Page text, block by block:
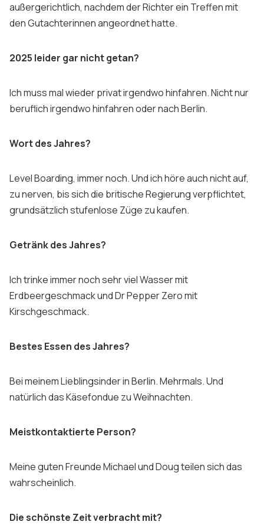
außergerichtlich, nachdem der Richter ein Treffen mit
den Gutachterinnen angeordnet hatte.
2025 leider gar nicht getan?
Ich muss mal wieder privat irgendwo hinfahren. Nicht nur
beruflich irgendwo hinfahren oder nach Berlin.
Wort des Jahres?
Level Boarding, immer noch. Und ich höre auch nicht auf,
zu nerven, bis sich die britische Regierung verpflichtet,
grundsätzlich stufenlose Züge zu kaufen.
Getränk des Jahres?
Ich trinke immer noch sehr viel Wasser mit
Erdbeergeschmack und Dr Pepper Zero mit
Kirschgeschmack.
Bestes Essen des Jahres?
Bei meinem Lieblingsinder in Berlin. Mehrmals. Und
natürlich das Käsefondue zu Weihnachten.
Meistkontaktierte Person?
Meine guten Freunde Michael und Doug teilen sich das
wahrscheinlich.
Die schönste Zeit verbracht mit?